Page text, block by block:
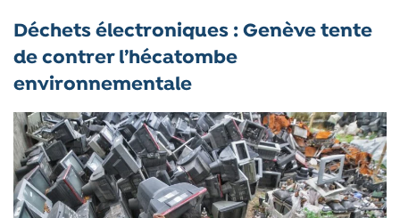
Déchets électroniques : Genève tente
de contrer l’hécatombe
environnementale